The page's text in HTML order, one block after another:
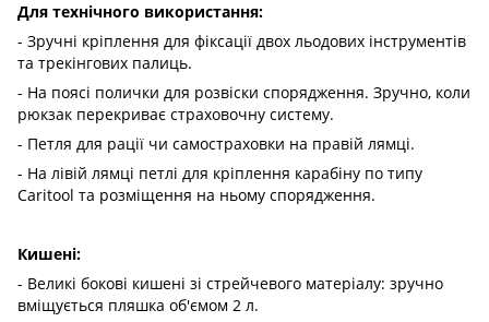
Для технічного використання:
- Зручні кріплення для фіксації двох льодових інструментів
та трекінгових палиць.
- На поясі полички для розвіски спорядження. Зручно, коли
рюкзак перекриває страховочну систему.
- Петля для рації чи самостраховки на правій лямці.
- На лівій лямці петлі для кріплення карабіну по типу
Caritool та розміщення на ньому спорядження.
Кишені:
- Великі бокові кишені зі стрейчевого матеріалу: зручно
вміщується пляшка об'ємом 2 л.